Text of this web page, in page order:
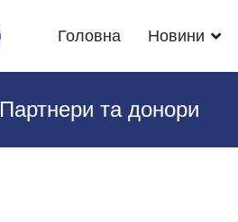
Головна Новини
Партнери та донори